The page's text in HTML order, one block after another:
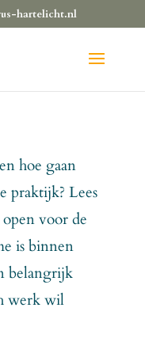
hartelicht.nl
hoe gaan
praktijk? Lees
voor de
is binnen
belangrijk
werk wil